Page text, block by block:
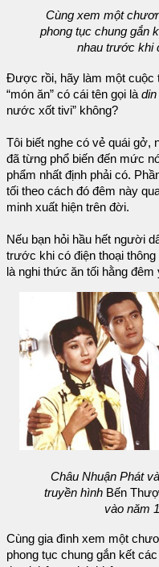
Cùng xem một
phong tục chung gắn
nhau trước khi
Được rồi, hãy làm một cuộc
“món ăn” có cái tên gọi là din
nước xốt tivi” không?
Tôi biết nghe có vẻ quái gở,
đã từng phổ biến đến mức
phẩm nhất định phải có.
tối theo cách đó đêm này
minh xuất hiện trên đời.
Nếu bạn hỏi hầu hết người
trước khi có điện thoại
là nghi thức ăn tối hằng
Châu Nhuận Phát
truyền hình Bến
vào năm
Cùng gia đình xem một
phong tục chung gắn kết